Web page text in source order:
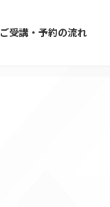
ご受講・予約の流れ